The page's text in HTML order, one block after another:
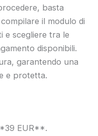
basta
il modulo di
e scegliere tra le
disponibili.
garantendo una
e protetta.
EUR**.